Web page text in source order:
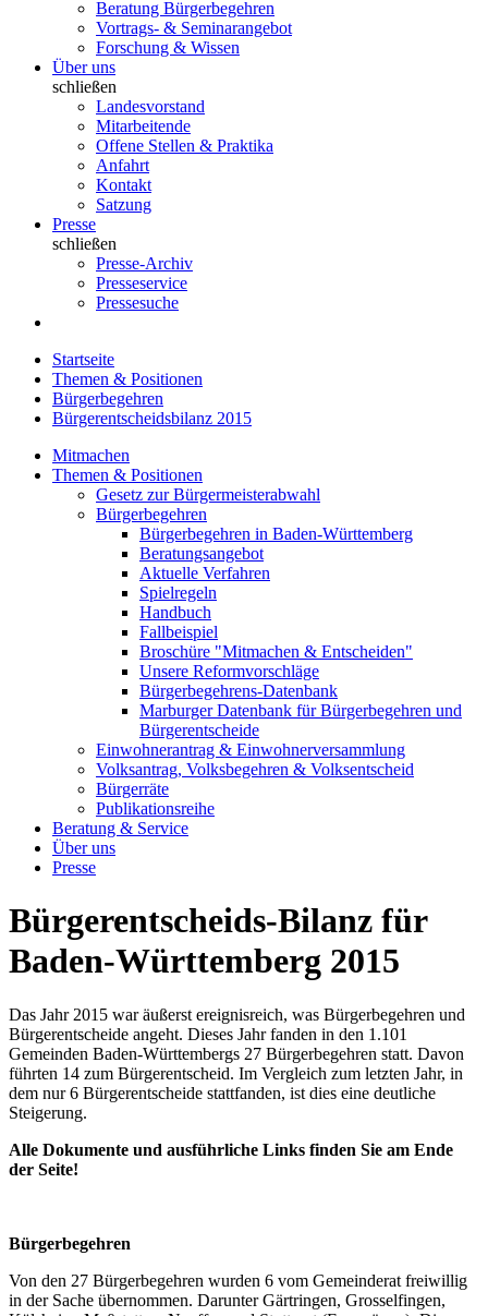
Beratung Bürgerbegehren
Vortrags- & Seminarangebot
Forschung & Wissen
Über uns
schließen
Landesvorstand
Mitarbeitende
Offene Stellen & Praktika
Anfahrt
Kontakt
Satzung
Presse
schließen
Presse-Archiv
Presseservice
Pressesuche
Startseite
Themen & Positionen
Bürgerbegehren
Bürgerentscheidsbilanz 2015
Mitmachen
Themen & Positionen
Gesetz zur Bürgermeisterabwahl
Bürgerbegehren
Bürgerbegehren in Baden-Württemberg
Beratungsangebot
Aktuelle Verfahren
Spielregeln
Handbuch
Fallbeispiel
Broschüre "Mitmachen & Entscheiden"
Unsere Reformvorschläge
Bürgerbegehrens-Datenbank
Marburger Datenbank für Bürgerbegehren und
Bürgerentscheide
Einwohnerantrag & Einwohnerversammlung
Volksantrag, Volksbegehren & Volksentscheid
Bürgerräte
Publikationsreihe
Beratung & Service
Über uns
Presse
Bürgerentscheids-Bilanz für
Baden-Württemberg 2015
Das Jahr 2015 war äußerst ereignisreich, was Bürgerbegehren und
Bürgerentscheide angeht. Dieses Jahr fanden in den 1.101
Gemeinden Baden-Württembergs 27 Bürgerbegehren statt. Davon
führten 14 zum Bürgerentscheid. Im Vergleich zum letzten Jahr, in
dem nur 6 Bürgerentscheide stattfanden, ist dies eine deutliche
Steigerung.
Alle Dokumente und ausführliche Links finden Sie am Ende
der Seite!
Bürgerbegehren
Von den 27 Bürgerbegehren wurden 6 vom Gemeinderat freiwillig
in der Sache übernommen. Darunter Gärtringen, Grosselfingen,